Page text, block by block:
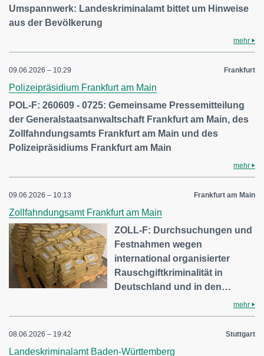
Umspannwerk: Landeskriminalamt bittet um Hinweise
aus der Bevölkerung
mehr
09.06.2026 – 10:29 Frankfurt
Polizeipräsidium Frankfurt am Main
POL-F: 260609 - 0725: Gemeinsame Pressemitteilung
der Generalstaatsanwaltschaft Frankfurt am Main, des
Zollfahndungsamts Frankfurt am Main und des
Polizeipräsidiums Frankfurt am Main
mehr
09.06.2026 – 10:13 Frankfurt am Main
Zollfahndungsamt Frankfurt am Main
ZOLL-F: Durchsuchungen und
Festnahmen wegen
international organisierter
Rauschgiftkriminalität in
Deutschland und in den…
mehr
08.06.2026 – 19:42 Stuttgart
Landeskriminalamt Baden-Württemberg